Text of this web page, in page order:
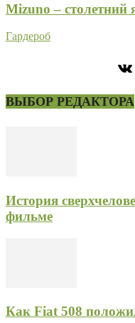
Mizuno – столетний
Гардероб
ВЫБОР РЕДАКТОРА
История
фильме
Как Fiat 508